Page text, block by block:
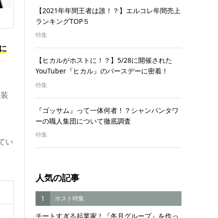
い
【2021年年間王者は誰！？】エルコレ年間売上
ランキングTOP５
特集
【ヒカルがホストに！？】5/28に開催された
YouTuber『ヒカル』のバースデーに密着！
特集
『ゴッサム』って一体何者！？シャンパンタワ
ーの職人集団について徹底調査
特集
人気の記事
1 ホスト特集
チートすぎる起業家！『冬月グループ』を作っ